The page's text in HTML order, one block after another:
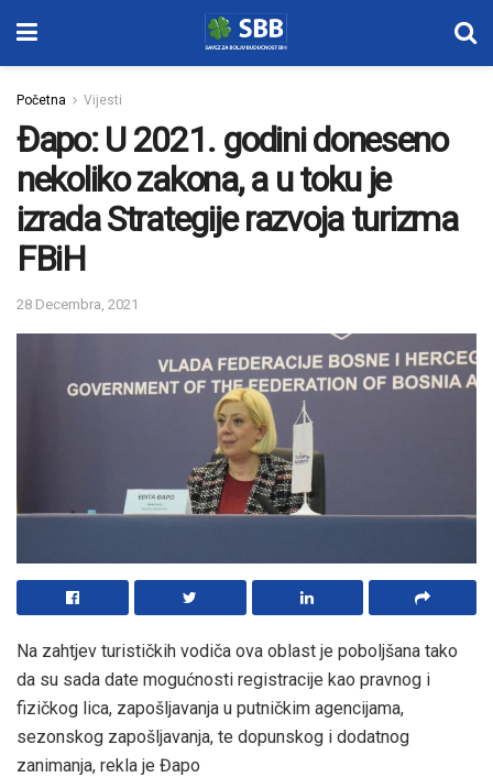
Početna Vijesti
Đapo: U 2021. godini doneseno
nekoliko zakona, a u toku je
izrada Strategije razvoja turizma
FBiH
28 Decembra, 2021
Na zahtjev turističkih vodiča ova oblast je poboljšana tako
da su sada date mogućnosti registracije kao pravnog i
fizičkog lica, zapošljavanja u putničkim agencijama,
sezonskog zapošljavanja, te dopunskog i dodatnog
zanimanja, rekla je Đapo